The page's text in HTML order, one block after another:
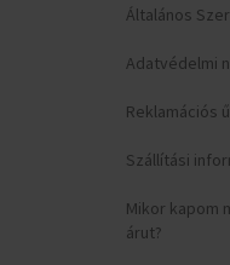
Általános
Adatvédelmi
Reklamációs
Szállítási
Mikor kapom
árut?